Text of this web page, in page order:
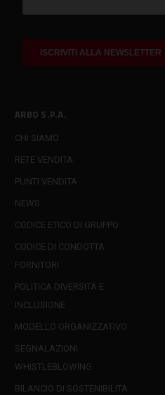
ARBO S.P.A.
CHI SIAMO
RETE VENDITA
PUNTI VENDITA
NEWS
CODICE ETICO DI GRUPPO
CODICE DI CONDOTTA
FORNITORI
POLITICA DIVERSITÀ E
INCLUSIONE
MODELLO ORGANIZZATIVO
SEGNALAZIONI
WHISTLEBLOWING
BILANCIO DI SOSTENIBILITÀ